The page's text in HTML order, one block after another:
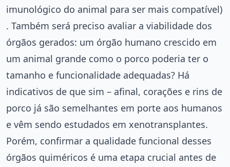
imunológico do animal para ser mais compatível)
. Também será preciso avaliar a viabilidade dos
órgãos gerados: um órgão humano crescido em
um animal grande como o porco poderia ter o
tamanho e funcionalidade adequadas? Há
indicativos de que sim – afinal, corações e rins de
porco já são semelhantes em porte aos humanos
e vêm sendo estudados em xenotransplantes.
Porém, confirmar a qualidade funcional desses
órgãos quiméricos é uma etapa crucial antes de